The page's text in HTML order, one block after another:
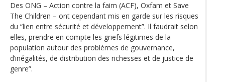
Des ONG – Action contre la faim (ACF), Oxfam et Save
The Children – ont cependant mis en garde sur les risques
du “lien entre sécurité et développement”. Il faudrait selon
elles, prendre en compte les griefs légitimes de la
population autour des problèmes de gouvernance,
d’inégalités, de distribution des richesses et de justice de
genre”.